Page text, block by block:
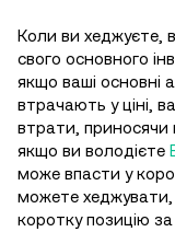
Коли ви хеджуєте,
свого основного
якщо ваші основні
втрачають у ціні,
втрати, приносячи
якщо ви володієте
може впасти у
можете хеджувати,
коротку позицію